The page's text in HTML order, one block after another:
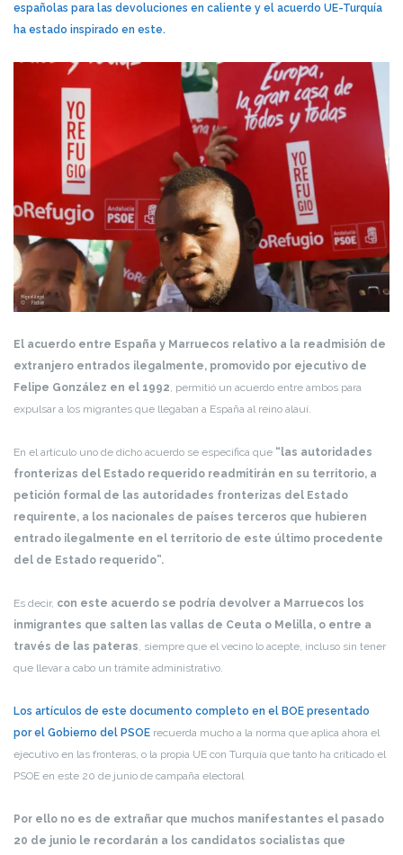
españolas para las devoluciones en caliente y el acuerdo UE-Turquía
ha estado inspirado en este.
El acuerdo entre España y Marruecos relativo a la readmisión de
extranjero entrados ilegalmente, promovido por ejecutivo de
Felipe González en el 1992, permitió un acuerdo entre ambos para
expulsar a los migrantes que llegaban a España al reino alauí.
En el artículo uno de dicho acuerdo se especifica que “las autoridades
fronterizas del Estado requerido readmitirán en su territorio, a
petición formal de las autoridades fronterizas del Estado
requirente, a los nacionales de países terceros que hubieren
entrado ilegalmente en el territorio de este último procedente
del de Estado requerido”.
Es decir, con este acuerdo se podría devolver a Marruecos los
inmigrantes que salten las vallas de Ceuta o Melilla, o entre a
través de las pateras, siempre que el vecino lo acepte, incluso sin tener
que llevar a cabo un trámite administrativo.
Los artículos de este documento completo en el BOE presentado
por el Gobierno del PSOE recuerda mucho a la norma que aplica ahora el
ejecutivo en las fronteras, o la propia UE con Turquía que tanto ha criticado el
PSOE en este 20 de junio de campaña electoral
Por ello no es de extrañar que muchos manifestantes el pasado
20 de junio le recordarán a los candidatos socialistas que